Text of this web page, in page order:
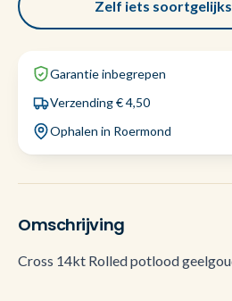
Zelf iets
Garantie inbegrepen
Verzending € 4,50
Ophalen in Roermond
Omschrijving
Cross 14kt Rolled potlood